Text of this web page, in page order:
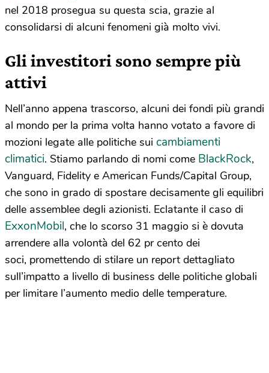
nel 2018 prosegua su questa scia, grazie al
consolidarsi di alcuni fenomeni già molto vivi.
Gli investitori sono sempre più
attivi
Nell’anno appena trascorso, alcuni dei fondi più grandi
al mondo per la prima volta hanno votato a favore di
mozioni legate alle politiche sui cambiamenti
climatici. Stiamo parlando di nomi come BlackRock,
Vanguard, Fidelity e American Funds/Capital Group,
che sono in grado di spostare decisamente gli equilibri
delle assemblee degli azionisti. Eclatante il caso di
ExxonMobil, che lo scorso 31 maggio si è dovuta
arrendere alla volontà del 62 pr cento dei
soci, promettendo di stilare un report dettagliato
sull’impatto a livello di business delle politiche globali
per limitare l’aumento medio delle temperature.